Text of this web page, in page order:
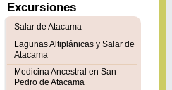
Excursiones
Salar de Atacama
Lagunas Altiplánicas y Salar de
Atacama
Medicina Ancestral en San
Pedro de Atacama